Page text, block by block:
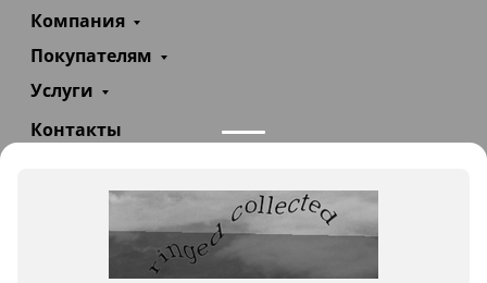
Компания
Покупателям
Услуги
Контакты
info@teploexpert.com
Пн—Сб 09:00 – 18:00